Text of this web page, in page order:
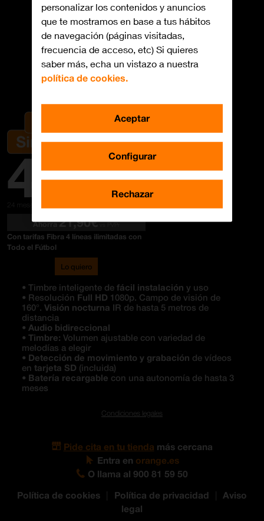
4 ,50
24 meses
Ahorra21,90€ vs PVPr
Con tarifas Fibra 4 líneas ilimitadas con
Todo el Fútbol
Lo quiero
• Timbre inteligente defácil instalación y uso
• Resolución Full HD 1080p. Campo de visión de
160°.Visión nocturna IR de hasta 5 metros de
distancia
•Audio bidireccional
•Timbre: Volumen ajustable con variedad de
melodías a elegir
• Detección de movimiento y grabación de vídeos
entarjeta SD (incluida)
• Batería recargable con una autonomía de hasta 3
meses
Condiciones legales
Pide cita en tu tienda más cercana
Entra en orange.es
O llama al 900 81 59 50
Política de cookies | Política de privacidad | Aviso
legal
personalizar los contenidos y anuncios
que te mostramos en base a tus hábitos
de navegación (páginas visitadas,
frecuencia de acceso, etc) Si quieres
saber más, echa un vistazo a nuestra
política de cookies.
Configurar
Rechazar
Aceptar